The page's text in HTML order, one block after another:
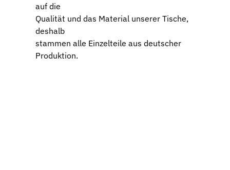
auf die
Qualität und das Material unserer Tische,
deshalb
stammen alle Einzelteile aus deutscher
Produktion.